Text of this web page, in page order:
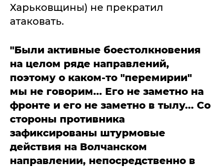
Харьковщины) не прекратил
атаковать.
"Были активные боестолкновения
на целом ряде направлений,
поэтому о каком-то "перемирии"
мы не говорим... Его не заметно на
фронте и его не заметно в тылу... Со
стороны противника
зафиксированы штурмовые
действия на Волчанском
направлении, непосредственно в